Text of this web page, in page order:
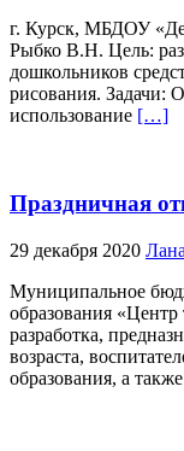
г. Курск, МБДОУ
Рыбко В.Н. Цель:
дошкольников
рисования. Задачи:
использование […]
Праздничная
29 декабря 2020 Лана
Муниципальное
образования «Центр
разработка,
возраста,
образования, а